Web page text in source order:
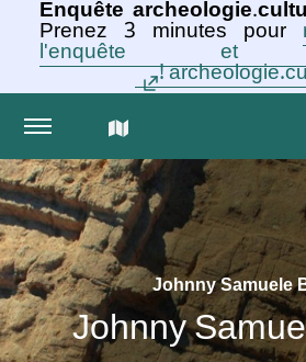
Enquête
Prenez 3 minutes pour
l'enquête et
الخريطة
التفاعلية
للمجموعة
Johnny Samuele
Johnny